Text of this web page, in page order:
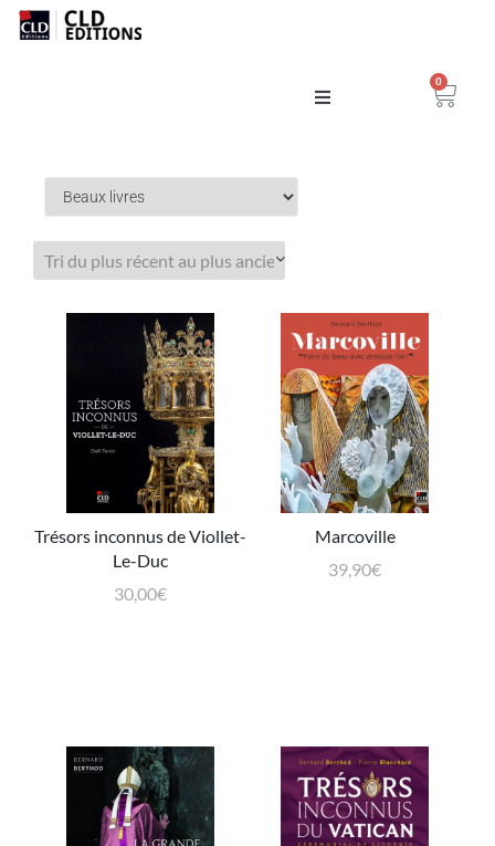
La Maison
0
Trésors inconnus de Viollet-
Le-Duc
30,00€
Marcoville
39,90€